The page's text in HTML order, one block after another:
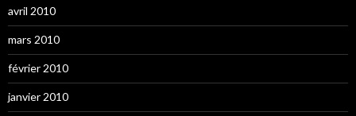
avril 2010
mars 2010
février 2010
janvier 2010